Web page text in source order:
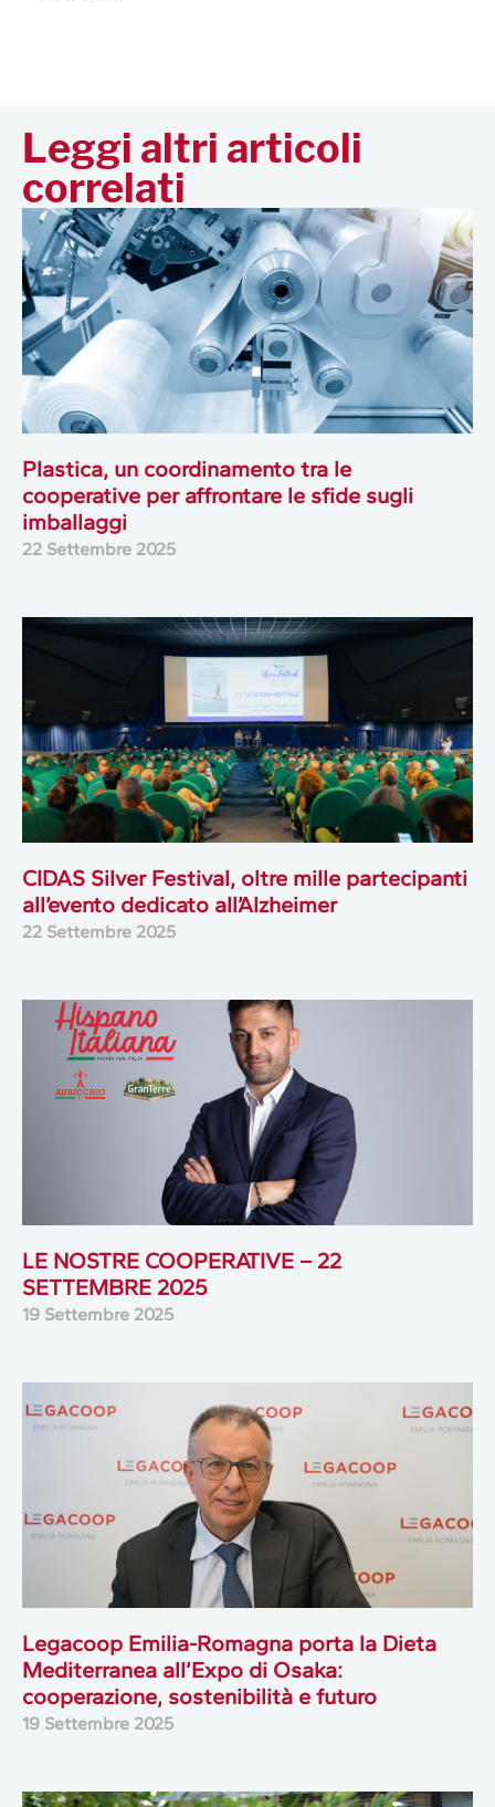
Leggi altri articoli
correlati
Plastica, un coordinamento tra le
cooperative per affrontare le sfide sugli
imballaggi
22 Settembre 2025
CIDAS Silver Festival, oltre mille partecipanti
all’evento dedicato all’Alzheimer
22 Settembre 2025
LE NOSTRE COOPERATIVE – 22
SETTEMBRE 2025
19 Settembre 2025
Legacoop Emilia-Romagna porta la Dieta
Mediterranea all’Expo di Osaka:
cooperazione, sostenibilità e futuro
19 Settembre 2025